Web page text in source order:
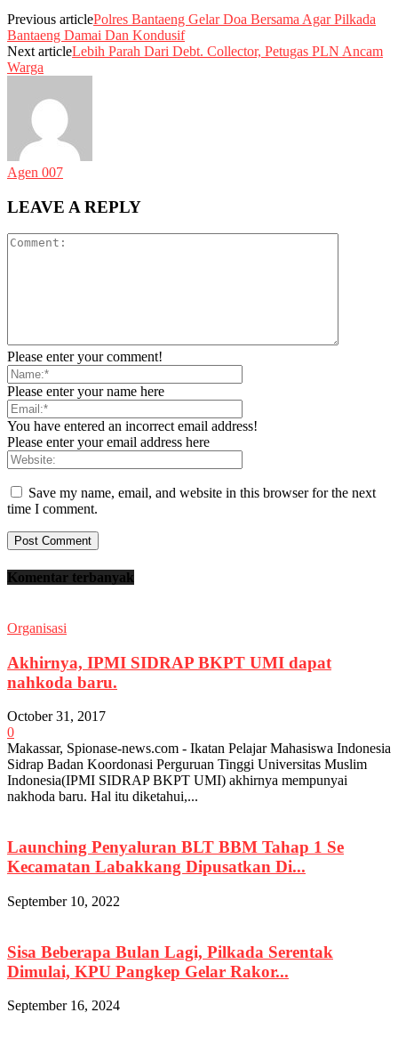
Previous articlePolres Bantaeng Gelar Doa Bersama Agar Pilkada
Bantaeng Damai Dan Kondusif
Next articleLebih Parah Dari Debt. Collector, Petugas PLN Ancam
Warga
Agen 007
LEAVE A REPLY
Please enter your comment!
Please enter your name here
You have entered an incorrect email address!
Please enter your email address here
Save my name, email, and website in this browser for the next
time I comment.
Komentar terbanyak
Organisasi
Akhirnya, IPMI SIDRAP BKPT UMI dapat
nahkoda baru.
October 31, 2017
0
Makassar, Spionase-news.com - Ikatan Pelajar Mahasiswa Indonesia
Sidrap Badan Koordonasi Perguruan Tinggi Universitas Muslim
Indonesia(IPMI SIDRAP BKPT UMI) akhirnya mempunyai
nakhoda baru. Hal itu diketahui,...
Launching Penyaluran BLT BBM Tahap 1 Se
Kecamatan Labakkang Dipusatkan Di...
September 10, 2022
Sisa Beberapa Bulan Lagi, Pilkada Serentak
Dimulai, KPU Pangkep Gelar Rakor...
September 16, 2024